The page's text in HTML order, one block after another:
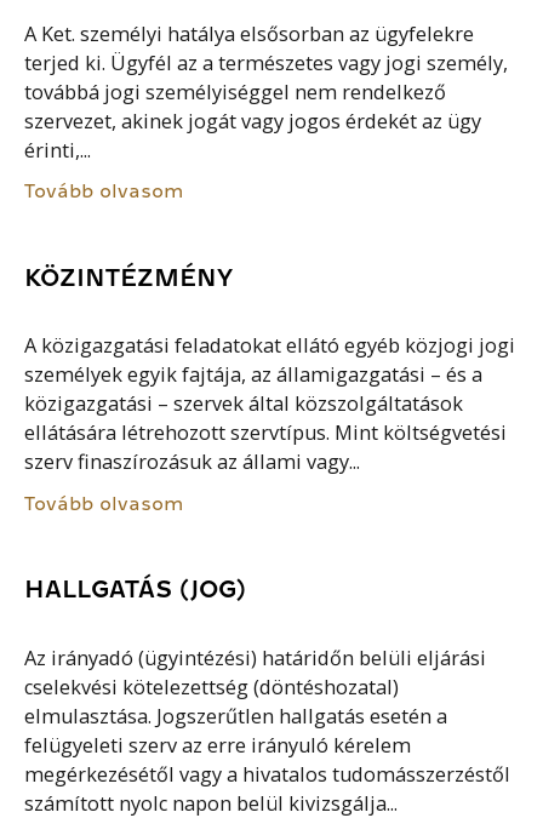
A Ket. személyi hatálya elsősorban az ügyfelekre
terjed ki. Ügyfél az a természetes vagy jogi személy,
továbbá jogi személyiséggel nem rendelkező
szervezet, akinek jogát vagy jogos érdekét az ügy
érinti,...
Tovább olvasom
KÖZINTÉZMÉNY
A közigazgatási feladatokat ellátó egyéb közjogi jogi
személyek egyik fajtája, az államigazgatási – és a
közigazgatási – szervek által közszolgáltatások
ellátására létrehozott szervtípus. Mint költségvetési
szerv finaszírozásuk az állami vagy...
Tovább olvasom
HALLGATÁS (JOG)
Az irányadó (ügyintézési) határidőn belüli eljárási
cselekvési kötelezettség (döntéshozatal)
elmulasztása. Jogszerűtlen hallgatás esetén a
felügyeleti szerv az erre irányuló kérelem
megérkezésétől vagy a hivatalos tudomásszerzéstől
számított nyolc napon belül kivizsgálja...